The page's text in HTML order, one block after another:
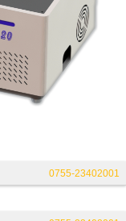
0755-23402001